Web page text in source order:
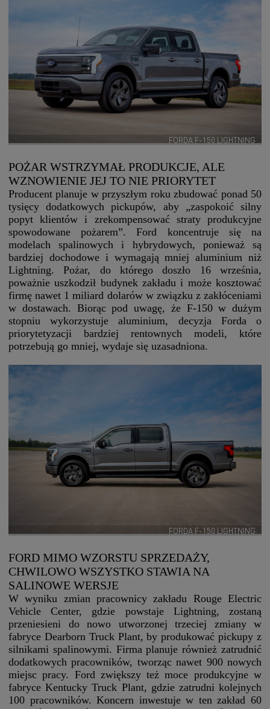
FORDA F-150 LIGHTNING
POŻAR WSTRZYMAŁ PRODUKCJE, ALE
WZNOWIENIE JEJ TO NIE PRIORYTET
Producent planuje w przyszłym roku zbudować ponad 50
tysięcy dodatkowych pickupów, aby „zaspokoić silny
popyt klientów i zrekompensować straty produkcyjne
spowodowane pożarem”. Ford koncentruje się na
modelach spalinowych i hybrydowych, ponieważ są
bardziej dochodowe i wymagają mniej aluminium niż
Lightning. Pożar, do którego doszło 16 września,
poważnie uszkodził budynek zakładu i może kosztować
firmę nawet 1 miliard dolarów w związku z zakłóceniami
w dostawach. Biorąc pod uwagę, że F-150 w dużym
stopniu wykorzystuje aluminium, decyzja Forda o
priorytetyzacji bardziej rentownych modeli, które
potrzebują go mniej, wydaje się uzasadniona.
FORDA F-150 LIGHTNING
FORD MIMO WZORSTU SPRZEDAŻY,
CHWILOWO WSZYSTKO STAWIA NA
SALINOWE WERSJE
W wyniku zmian pracownicy zakładu Rouge Electric
Vehicle Center, gdzie powstaje Lightning, zostaną
przeniesieni do nowo utworzonej trzeciej zmiany w
fabryce Dearborn Truck Plant, by produkować pickupy z
silnikami spalinowymi. Firma planuje również zatrudnić
dodatkowych pracowników, tworząc nawet 900 nowych
miejsc pracy. Ford zwiększy też moce produkcyjne w
fabryce Kentucky Truck Plant, gdzie zatrudni kolejnych
100 pracowników. Koncern inwestuje w ten zakład 60